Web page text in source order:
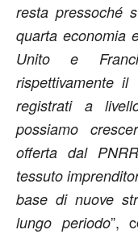
resta pressoché
quarta economia
Unito e
rispettivamente
registrati a
possiamo
offerta dal
tessuto
base di nuove
lungo periodo”,